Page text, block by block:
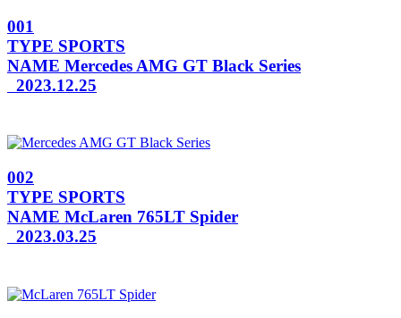
001
TYPE SPORTS
NAME Mercedes AMG GT Black Series
2023.12.25
002
TYPE SPORTS
NAME McLaren 765LT Spider
2023.03.25